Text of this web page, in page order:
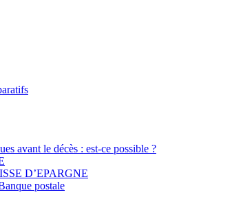
avant le décès : est-ce possible ?
D’EPARGNE
postale